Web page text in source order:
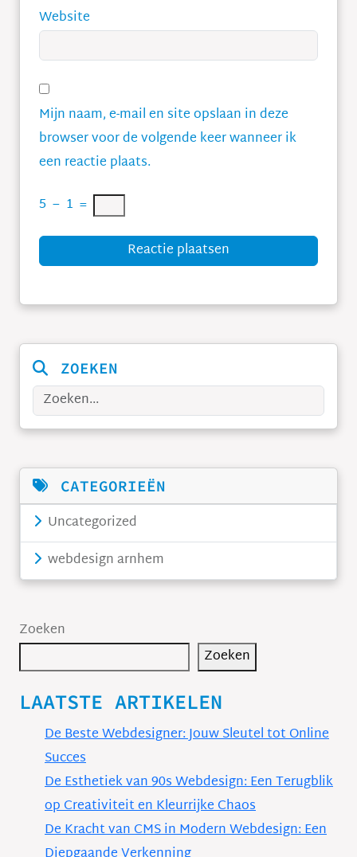
Website
Mijn naam, e-mail en site opslaan in deze
browser voor de volgende keer wanneer ik
een reactie plaats.
5 − 1 =
Reactie plaatsen
ZOEKEN
Zoeken
CATEGORIEËN
Uncategorized
webdesign arnhem
Zoeken
Zoeken
LAATSTE ARTIKELEN
De Beste Webdesigner: Jouw Sleutel tot Online
Succes
De Esthetiek van 90s Webdesign: Een Terugblik
op Creativiteit en Kleurrijke Chaos
De Kracht van CMS in Modern Webdesign: Een